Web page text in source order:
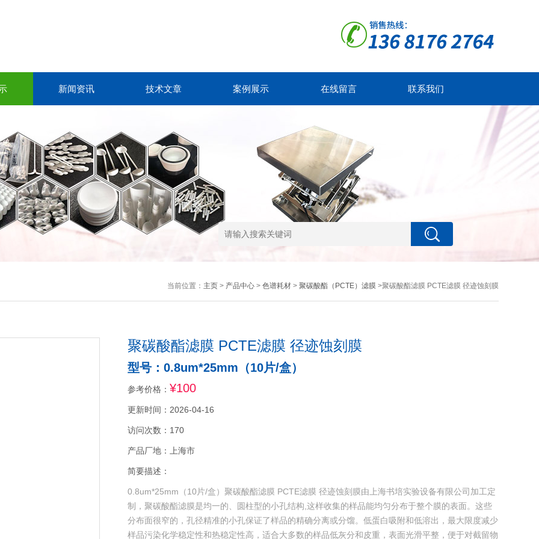
新闻资讯 技术文章 案例展示 在线留言 联系我们
当前位置： 主页> 产品中心> 色谱耗材> 聚碳酸酯（PCTE）滤膜>聚碳酸酯滤膜 PCTE滤膜 径迹蚀刻膜
聚碳酸酯滤膜 PCTE滤膜 径迹蚀刻膜
型号：0.8um*25mm（10片/盒）
参考价格： ¥100
更新时间：2026-04-16
访问次数：170
产品厂地：上海市
简要描述：
0.8um*25mm（10片/盒）聚碳酸酯滤膜 PCTE滤膜 径迹蚀刻膜由上海书培实验设备有限公司加工定
制，聚碳酸酯滤膜是均一的、圆柱型的小孔结构,这样收集的样品能均匀分布于整个膜的表面。这些
分布面很窄的，孔径精准的小孔保证了样品的精确分离或分馏。低蛋白吸附和低溶出，最大限度减少
样品污染化学稳定性和热稳定性高，适合大多数的样品低灰分和皮重，表面光滑平整，便于对截留物